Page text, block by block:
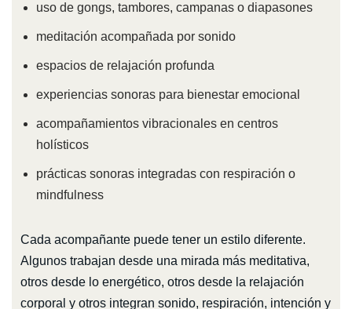
uso de gongs, tambores, campanas o diapasones
meditación acompañada por sonido
espacios de relajación profunda
experiencias sonoras para bienestar emocional
acompañamientos vibracionales en centros
holísticos
prácticas sonoras integradas con respiración o
mindfulness
Cada acompañante puede tener un estilo diferente.
Algunos trabajan desde una mirada más meditativa,
otros desde lo energético, otros desde la relajación
corporal y otros integran sonido, respiración, intención y